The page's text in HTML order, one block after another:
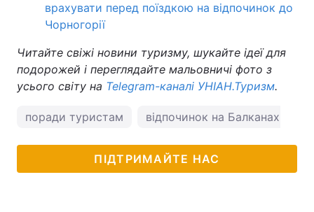
врахувати перед поїздкою на відпочинок до
Чорногорії
Читайте свіжі новини туризму, шукайте ідеї для
подорожей і переглядайте мальовничі фото з
усього світу на Telegram-каналі УНІАН.Туризм.
поради туристам відпочинок на Балканах
ПІДТРИМАЙТЕ НАС